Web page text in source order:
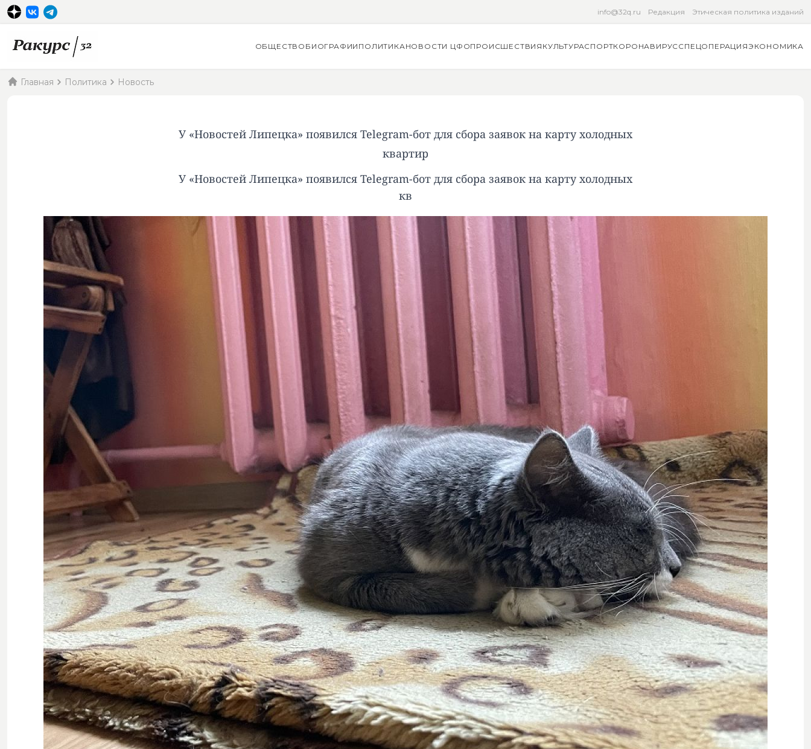
info@32q.ru Редакция Этическая политика изданий
ОБЩЕСТВО БИОГРАФИИ ПОЛИТИКАНОВОСТИ ЦФОПРОИСШЕСТВИЯ КУЛЬТУРАСПОРТКОРОНАВИРУССПЕЦОПЕРАЦИЯЭКОНОМИКА
Главная Политика Новость
У «Новостей Липецка» появился Telegram-бот для сбора заявок на карту холодных
квартир
У «Новостей Липецка» появился Telegram-бот для сбора заявок на карту холодных
кв